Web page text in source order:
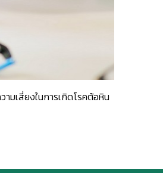
มเสี่ยงในการเกิดโรคต้อหิน